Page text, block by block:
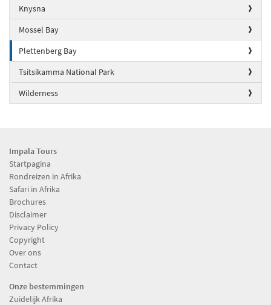
Knysna
Mossel Bay
Plettenberg Bay
Tsitsikamma National Park
Wilderness
Impala Tours
Startpagina
Rondreizen in Afrika
Safari in Afrika
Brochures
Disclaimer
Privacy Policy
Copyright
Over ons
Contact
Onze bestemmingen
Zuidelijk Afrika